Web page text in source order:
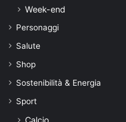
Week-end
Personaggi
Salute
Shop
Sostenibilità & Energia
Sport
Calcio